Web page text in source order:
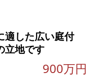
会話、自然を楽しむ集
過ごせる場所として親
数が経っているため修
適した広い庭付
立地です
900万円